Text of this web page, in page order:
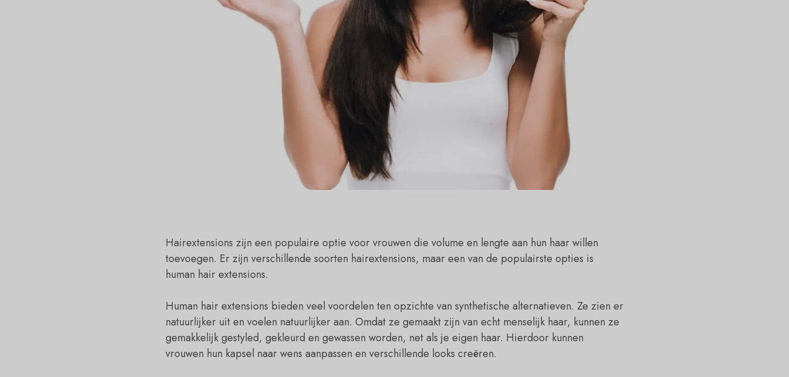
Hairextensions zijn een populaire optie voor vrouwen die volume en lengte aan hun haar willen
toevoegen. Er zijn verschillende soorten hairextensions, maar een van de populairste opties is
human hair extensions.
Human hair extensions bieden veel voordelen ten opzichte van synthetische alternatieven. Ze zien er
natuurlijker uit en voelen natuurlijker aan. Omdat ze gemaakt zijn van echt menselijk haar, kunnen ze
gemakkelijk gestyled, gekleurd en gewassen worden, net als je eigen haar. Hierdoor kunnen
vrouwen hun kapsel naar wens aanpassen en verschillende looks creëren.